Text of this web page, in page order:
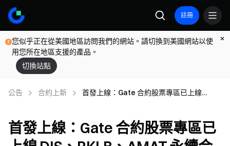
註冊
您似乎正在從美國地區訪問我們的網站。請切換到美國網站以使
用您所在地區支援的產品。
切換站點
公告 合約上新
首發上線：Gate 合約股票專區已上線
首發上線：Gate 合約股票專區已